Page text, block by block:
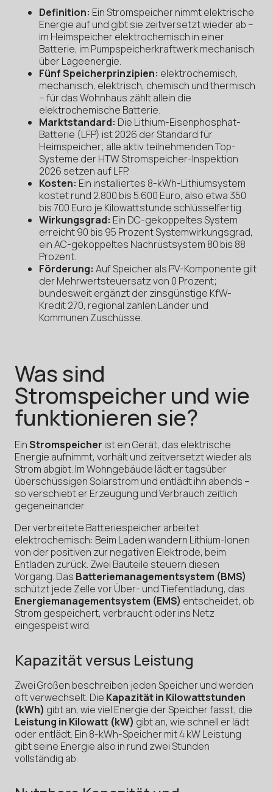
Definition: Ein Stromspeicher nimmt elektrische
Energie auf und gibt sie zeitversetzt wieder ab –
im Heimspeicher elektrochemisch in einer
Batterie, im Pumpspeicherkraftwerk mechanisch
über Lageenergie.
Fünf Speicherprinzipien: elektrochemisch,
mechanisch, elektrisch, chemisch und thermisch
– für das Wohnhaus zählt allein die
elektrochemische Batterie.
Marktstandard: Die Lithium-Eisenphosphat-
Batterie (LFP) ist 2026 der Standard für
Heimspeicher; alle aktiv teilnehmenden Top-
Systeme der HTW Stromspeicher-Inspektion
2026 setzen auf LFP.
Kosten: Ein installiertes 8-kWh-Lithiumsystem
kostet rund 2.800 bis 5.600 Euro, also etwa 350
bis 700 Euro je Kilowattstunde schlüsselfertig.
Wirkungsgrad: Ein DC-gekoppeltes System
erreicht 90 bis 95 Prozent Systemwirkungsgrad,
ein AC-gekoppeltes Nachrüstsystem 80 bis 88
Prozent.
Förderung: Auf Speicher als PV-Komponente gilt
der Mehrwertsteuersatz von 0 Prozent;
bundesweit ergänzt der zinsgünstige KfW-
Kredit 270, regional zahlen Länder und
Kommunen Zuschüsse.
Was sind
Stromspeicher und wie
funktionieren sie?
EinStromspeicher ist ein Gerät, das elektrische
Energie aufnimmt, vorhält und zeitversetzt wieder als
Strom abgibt. Im Wohngebäude lädt er tagsüber
überschüssigen Solarstrom und entlädt ihn abends –
so verschiebt er Erzeugung und Verbrauch zeitlich
gegeneinander.
Der verbreitete Batteriespeicher arbeitet
elektrochemisch: Beim Laden wandern Lithium-Ionen
von der positiven zur negativen Elektrode, beim
Entladen zurück. Zwei Bauteile steuern diesen
Vorgang. Das Batteriemanagementsystem (BMS)
schützt jede Zelle vor Über- und Tiefentladung, das
Energiemanagementsystem (EMS) entscheidet, ob
Strom gespeichert, verbraucht oder ins Netz
eingespeist wird.
Kapazität versus Leistung
Zwei Größen beschreiben jeden Speicher und werden
oft verwechselt. Die Kapazität in Kilowattstunden
(kWh) gibt an, wie viel Energie der Speicher fasst; die
Leistung in Kilowatt (kW) gibt an, wie schnell er lädt
oder entlädt. Ein 8-kWh-Speicher mit 4 kW Leistung
gibt seine Energie also in rund zwei Stunden
vollständig ab.